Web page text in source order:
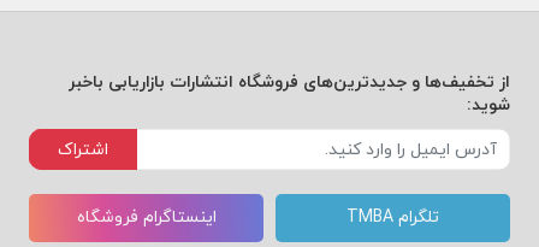
از تخفیف‌ها و جدیدترین‌های فروشگاه انتشارات بازاریابی باخبر
شوید:
اشتراک
تلگرام TMBA اینستاگرام فروشگاه